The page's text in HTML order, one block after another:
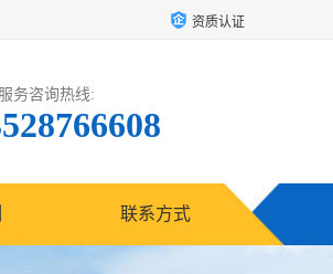
资质认证
务咨询热线:
联系方式